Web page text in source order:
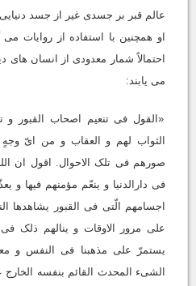
عالم قبر بر جسدى غیر از جسد
او همچنین با استفاده از روایات
احتمالاً شمار معدودى از انسان
مى یابند:
«القول فى تنعیم اصحاب القبور
الثواب لهم و العقاب و من ایّ
صورهم فى تلک الاحوال. اقول ان
فى دارالدنیا و ینعّم مؤمنهم فیها و
اجسامهم الّتى فى القبور یشاهدها
على مرور الاوقات و ینالهم ذلک
یستمرّ على مذهبنا فى النفس و
الشیء المحدث القائم بنفسه